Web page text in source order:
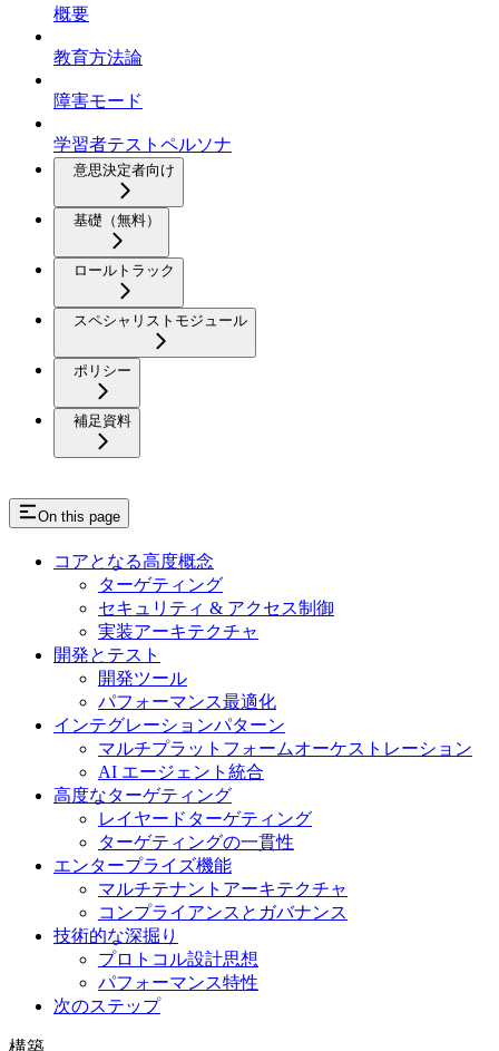
概要
教育方法論
障害モード
学習者テストペルソナ
意思決定者向け
基礎（無料）
ロールトラック
スペシャリストモジュール
ポリシー
補足資料
On this page
コアとなる高度概念
ターゲティング
セキュリティ & アクセス制御
実装アーキテクチャ
開発とテスト
開発ツール
パフォーマンス最適化
インテグレーションパターン
マルチプラットフォームオーケストレーション
AI エージェント統合
高度なターゲティング
レイヤードターゲティング
ターゲティングの一貫性
エンタープライズ機能
マルチテナントアーキテクチャ
コンプライアンスとガバナンス
技術的な深掘り
プロトコル設計思想
パフォーマンス特性
次のステップ